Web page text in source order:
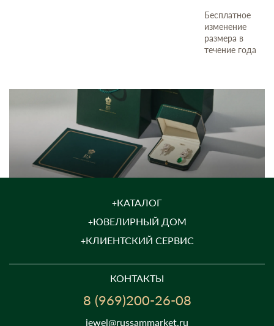
Бесплатное
изменение
размера в
течение года
КАТАЛОГ
ЮВЕЛИРНЫЙ ДОМ
КЛИЕНТСКИЙ СЕРВИС
КОНТАКТЫ
8 (969)200-26-08
jewel@russammarket.ru